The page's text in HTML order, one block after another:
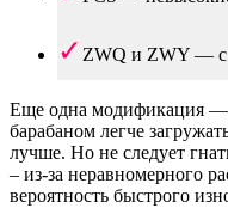
ZWQ и ZWY — с
Еще одна модификация
барабаном легче
лучше. Но не следует
– из-за неравномерного
вероятность быстрого